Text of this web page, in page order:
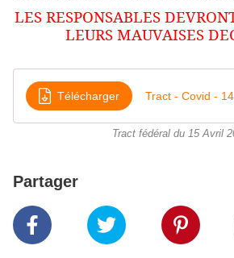
LES RESPONSABLES
LEURS MAUVAISES
Télécharger Tract - Covid -
Tract fédéral du 15 Avril
Partager